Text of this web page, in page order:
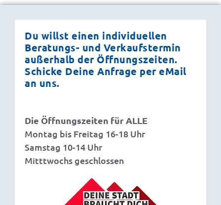
Du willst einen individuellen
Beratungs- und Verkaufstermin
außerhalb der Öffnungszeiten.
Schicke Deine Anfrage per eMail
an uns.
Die Öffnungszeiten für ALLE
Montag bis Freitag 16-18 Uhr
Samstag 10-14 Uhr
Mitttwochs geschlossen